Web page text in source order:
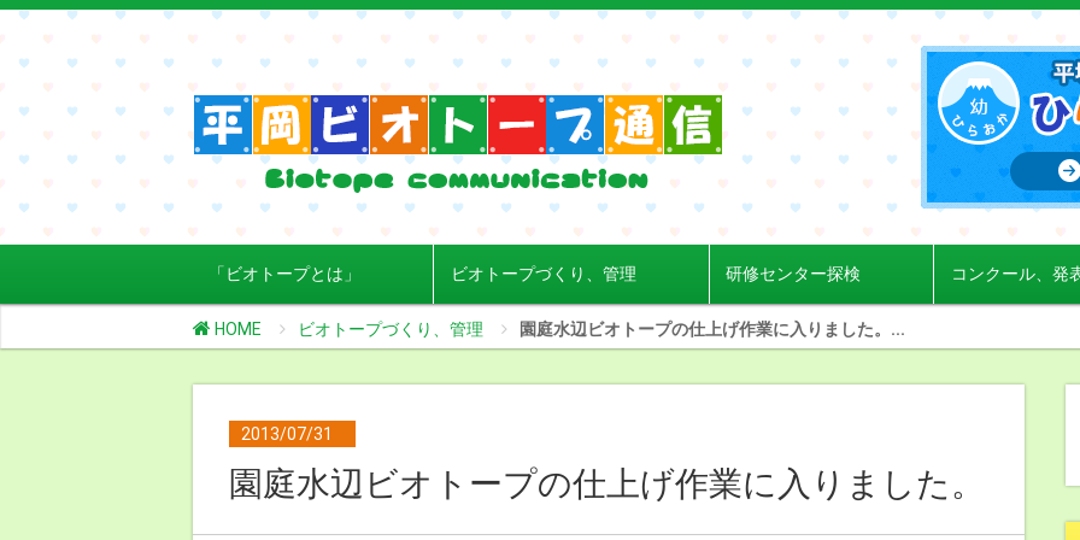
「ビオトープとは」 ビオトープづくり、管理 研修センター探検 コンクール、発
HOME ビオトープづくり、管理 園庭水辺ビオトープの仕上げ作業に入りました。...
2013/07/31
園庭水辺ビオトープの仕上げ作業に入りました。